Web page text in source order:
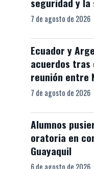
7 de agosto de 2026
Ecuador y
acuerdos
reunión entre
7 de agosto de 2026
Alumnos
oratoria en
Guayaquil
6 de agosto de 2026